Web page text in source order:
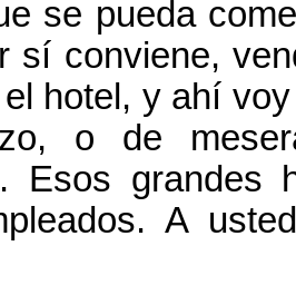
se pueda
sí conviene,
hotel, y ahí
o de
Esos grandes
A